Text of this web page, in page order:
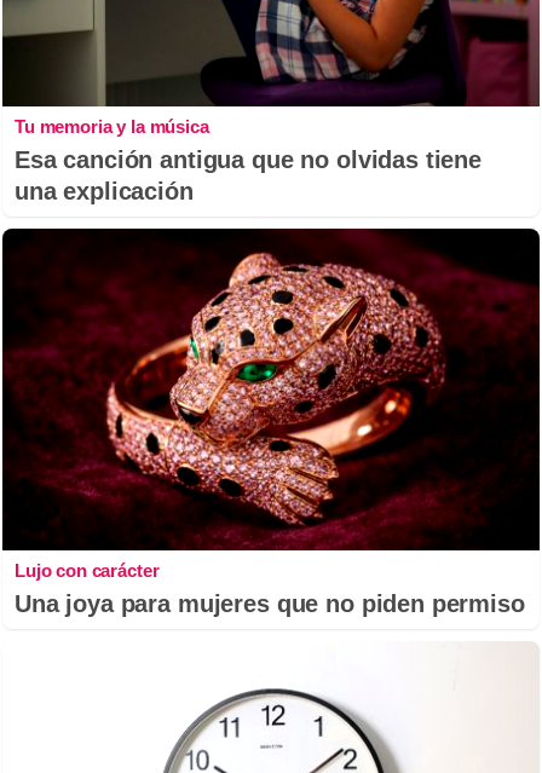
Tu memoria y la música
Esa canción antigua que no olvidas tiene
una explicación
Lujo con carácter
Una joya para mujeres que no piden permiso